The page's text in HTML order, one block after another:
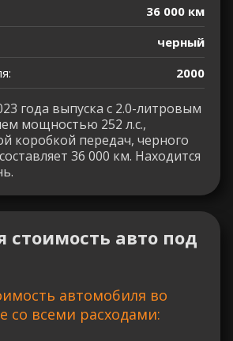
36 000 км
черный
2000
года выпуска с 2.0-литровым
мощностью 252 л.с.,
коробкой передач, черного
36 000 км. Находится
стоимость авто под
автомобиля во
со всеми расходами: